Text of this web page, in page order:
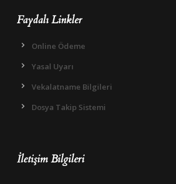
Faydalı Linkler
Online Ödeme
Yasal Uyarı
Vekalatname Bilgileri
Dosya Takip Sistemi
İletişim Bilgileri